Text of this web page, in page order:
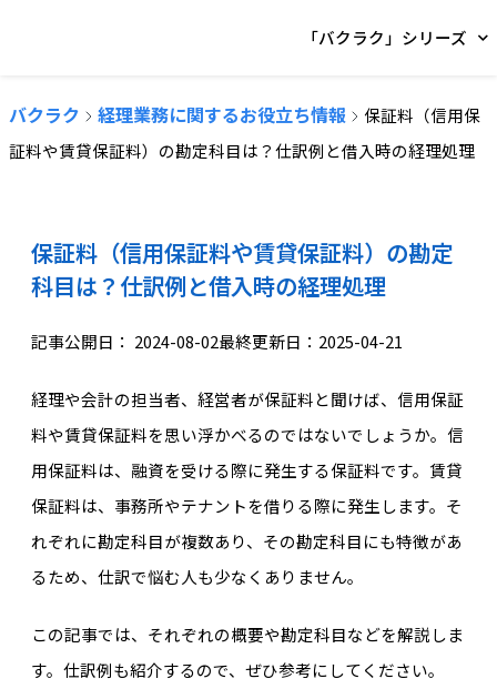
「バクラク」シリーズ
バクラク 経理業務に関するお役立ち情報
保証料（信用保
証料や賃貸保証料）の勘定科目は？仕訳例と借入時の経理処理
保証料（信用保証料や賃貸保証料）の勘定
科目は？仕訳例と借入時の経理処理
記事公開日： 2024-08-02最終更新日：2025-04-21
経理や会計の担当者、経営者が保証料と聞けば、信用保証
料や賃貸保証料を思い浮かべるのではないでしょうか。信
用保証料は、融資を受ける際に発生する保証料です。賃貸
保証料は、事務所やテナントを借りる際に発生します。そ
れぞれに勘定科目が複数あり、その勘定科目にも特徴があ
るため、仕訳で悩む人も少なくありません。
この記事では、それぞれの概要や勘定科目などを解説しま
す。仕訳例も紹介するので、ぜひ参考にしてください。